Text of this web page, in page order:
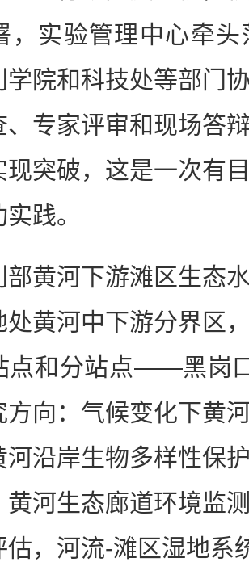
，实验管理中心牵
学院和科技处等部门
、专家评审和现场答
现突破，这是一次有
践。
河下游滩区生态水
处黄河中下游分界
点和分站点——黑岗
方向：气候变化下黄
河沿岸生物多样性保
黄河生态廊道环境监
估，河流-滩区湿地系